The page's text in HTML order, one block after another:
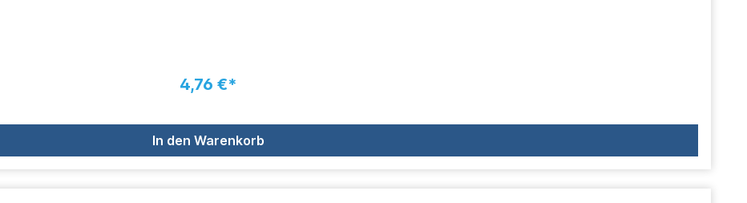
4,76 €*
In den Warenkorb